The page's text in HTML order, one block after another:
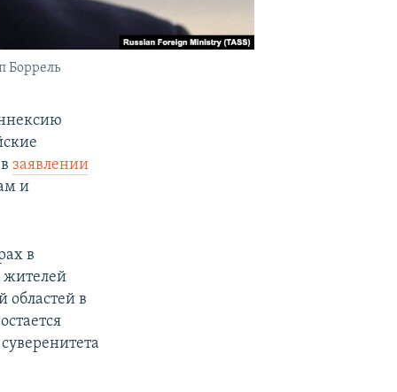
Боррель
взаявлении
и
в
жителей
областей в